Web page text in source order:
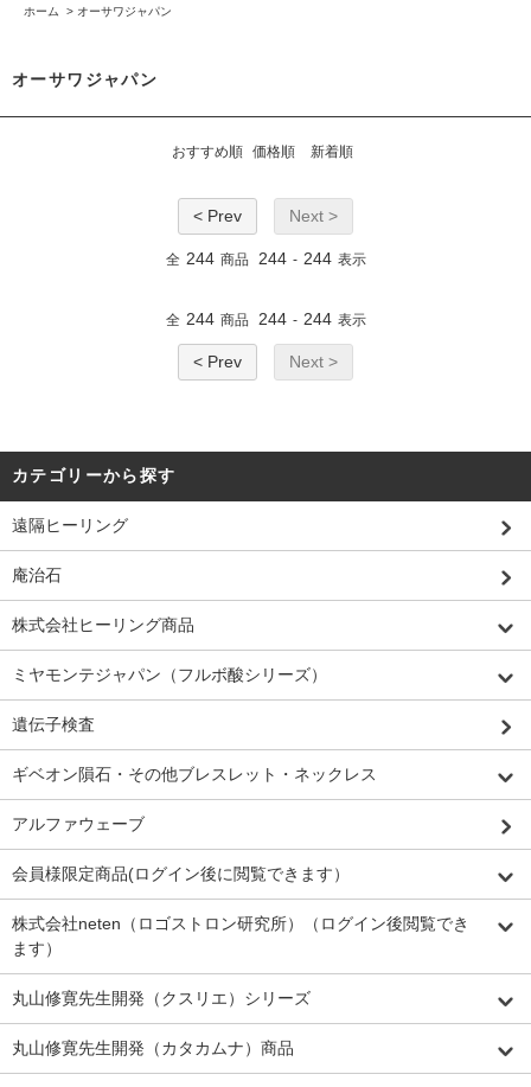
ホーム > オーサワジャパン
オーサワジャパン
おすすめ順 価格順 新着順
< Prev Next >
全 244 商品 244 - 244 表示
全 244 商品 244 - 244 表示
< Prev Next >
カテゴリーから探す
遠隔ヒーリング
庵治石
株式会社ヒーリング商品
ミヤモンテジャパン（フルボ酸シリーズ）
遺伝子検査
ギベオン隕石・その他ブレスレット・ネックレス
アルファウェーブ
会員様限定商品(ログイン後に閲覧できます）
株式会社neten（ロゴストロン研究所）（ログイン後閲覧でき
ます）
丸山修寛先生開発（クスリエ）シリーズ
丸山修寛先生開発（カタカムナ）商品